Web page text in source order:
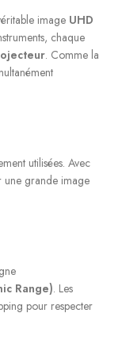
image UHD
chaque
. Comme la
utilisées. Avec
une grande image
Range). Les
pour respecter